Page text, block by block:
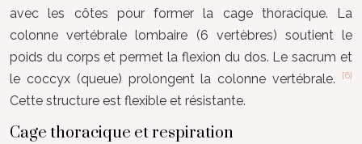
avec les côtes pour former la cage thoracique. La
colonne vertébrale lombaire (6 vertèbres) soutient le
poids du corps et permet la flexion du dos. Le sacrum et
le coccyx (queue) prolongent la colonne vertébrale.
[6]
Cette structure est flexible et résistante.
Cage thoracique et respiration